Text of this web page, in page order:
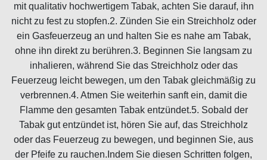
mit qualitativ hochwertigem Tabak, achten Sie darauf, ihn
nicht zu fest zu stopfen.2. Zünden Sie ein Streichholz oder
ein Gasfeuerzeug an und halten Sie es nahe am Tabak,
ohne ihn direkt zu berühren.3. Beginnen Sie langsam zu
inhalieren, während Sie das Streichholz oder das
Feuerzeug leicht bewegen, um den Tabak gleichmäßig zu
verbrennen.4. Atmen Sie weiterhin sanft ein, damit die
Flamme den gesamten Tabak entzündet.5. Sobald der
Tabak gut entzündet ist, hören Sie auf, das Streichholz
oder das Feuerzeug zu bewegen, und beginnen Sie, aus
der Pfeife zu rauchen.Indem Sie diesen Schritten folgen,